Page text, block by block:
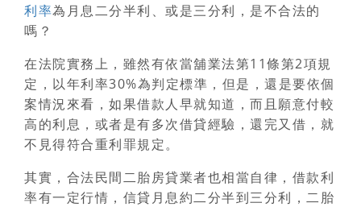
利率為月息二分半利、或是三分利，是不合法的
嗎？
在法院實務上，雖然有依當舖業法第11條第2項規
定，以年利率30%為判定標準，但是，還是要依個
案情況來看，如果借款人早就知道，而且願意付較
高的利息，或者是有多次借貸經驗，還完又借，就
不見得符合重利罪規定。
其實， 合法民間二胎房貸業者也相當自律，借款利
率有一定行情， 信貸月息約二分半到三分利，二胎